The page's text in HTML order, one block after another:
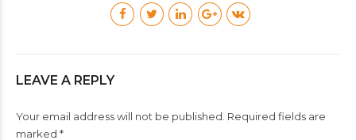
LEAVE A REPLY
Your email address will not be published. Required fields are
marked *